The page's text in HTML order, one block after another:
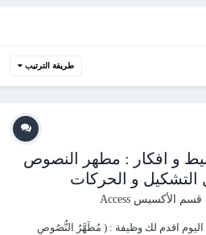
طريقة الترتيب
و افكار : مطهر النصوص
و الحركات
قسم الأكسيس Access
اليوم اقدم لك وظيفة : ( مُطَهَّرُ النُّصُوصِ